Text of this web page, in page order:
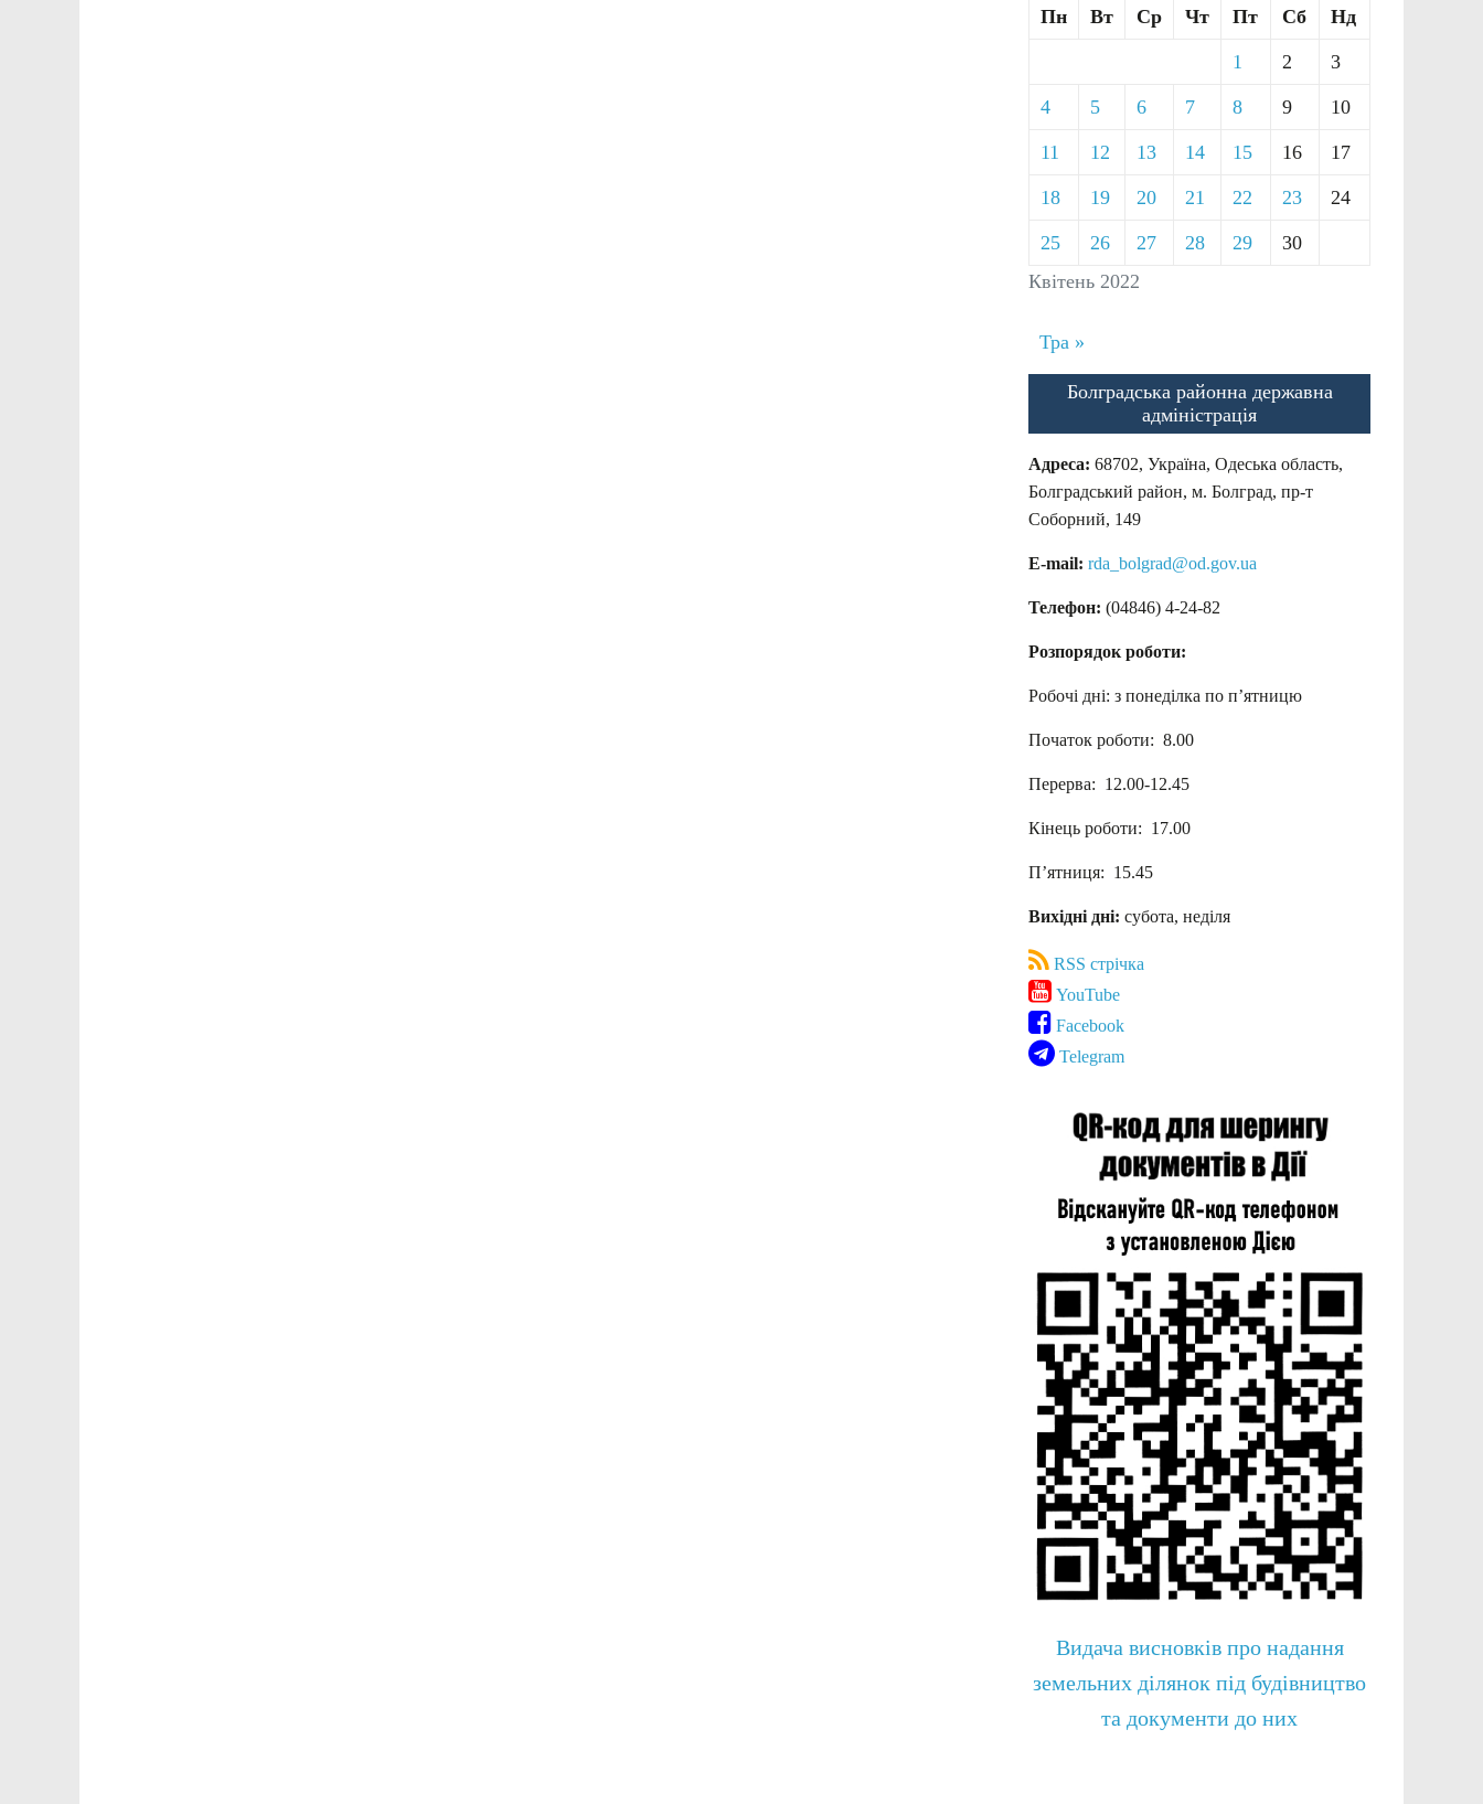
Квітень 2022
Пн Вт Ср Чт Пт Сб Нд
1 2 3
4 5 6 7 8 9 10
11 12 13 14 15 16 17
18 19 20 21 22 23 24
25 26 27 28 29 30
Тра »
Болградська районна державна
адміністрація
Адреса: 68702, Україна, Одеська область,
Болградський район, м. Болград, пр-т
Соборний, 149
E-mail: rda_bolgrad@od.gov.ua
Телефон: (04846) 4-24-82
Розпорядок роботи:
Робочі дні: з понеділка по п’ятницю
Початок роботи: 8.00
Перерва: 12.00-12.45
Кінець роботи: 17.00
П’ятниця: 15.45
Вихідні дні: субота, неділя
RSS стрічка
YouTube
Facebook
Telegram
Видача висновків про надання
земельних ділянок під будівництво
та документи до них